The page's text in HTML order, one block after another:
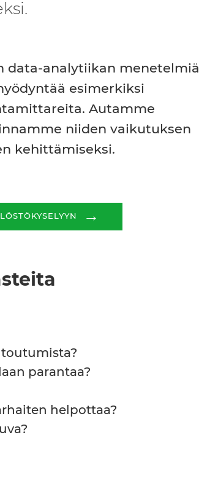
data-analytiikan menetelmiä
esimerkiksi
Autamme
niiden vaikutuksen
kehittämiseksi.
→
parantaa?
helpottaa?